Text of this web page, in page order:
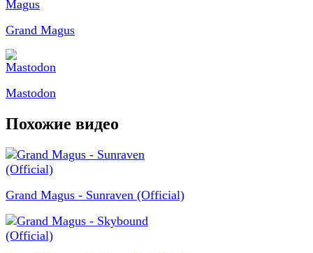
Grand Magus
Mastodon
Похожие видео
Grand Magus - Sunraven (Official)